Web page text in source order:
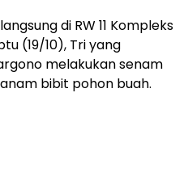
di RW 11 Kompleks
(19/10), Tri yang
melakukan senam
bibit pohon buah.